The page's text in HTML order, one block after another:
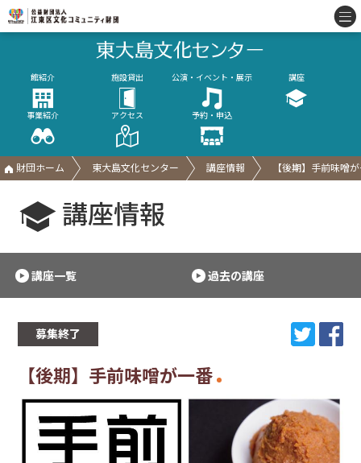
館紹介 施設貸出 公演・イベント・展示 講座
事業紹介 アクセス 予約・申込
財団ホーム 東大島文化センター 講座情報 【後期】手前味噌
講座情報
講座一覧 過去の講座
募集終了
【後期】手前味噌が一番